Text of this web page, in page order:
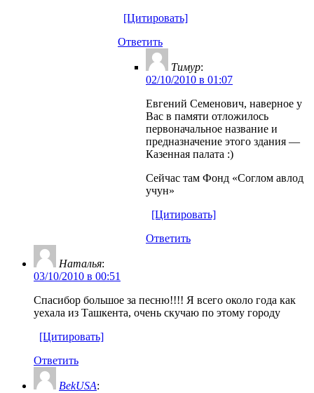
[Цитировать]
Ответить
Тимур:
02/10/2010 в 01:07
Евгений Семенович, наверное у
Вас в памяти отложилось
первоначальное название и
предназначение этого здания —
Казенная палата :)
Сейчас там Фонд «Соглом авлод
учун»
[Цитировать]
Ответить
Наталья:
03/10/2010 в 00:51
Спасибор большое за песню!!!! Я всего около года как
уехала из Ташкента, очень скучаю по этому городу
[Цитировать]
Ответить
BekUSA: